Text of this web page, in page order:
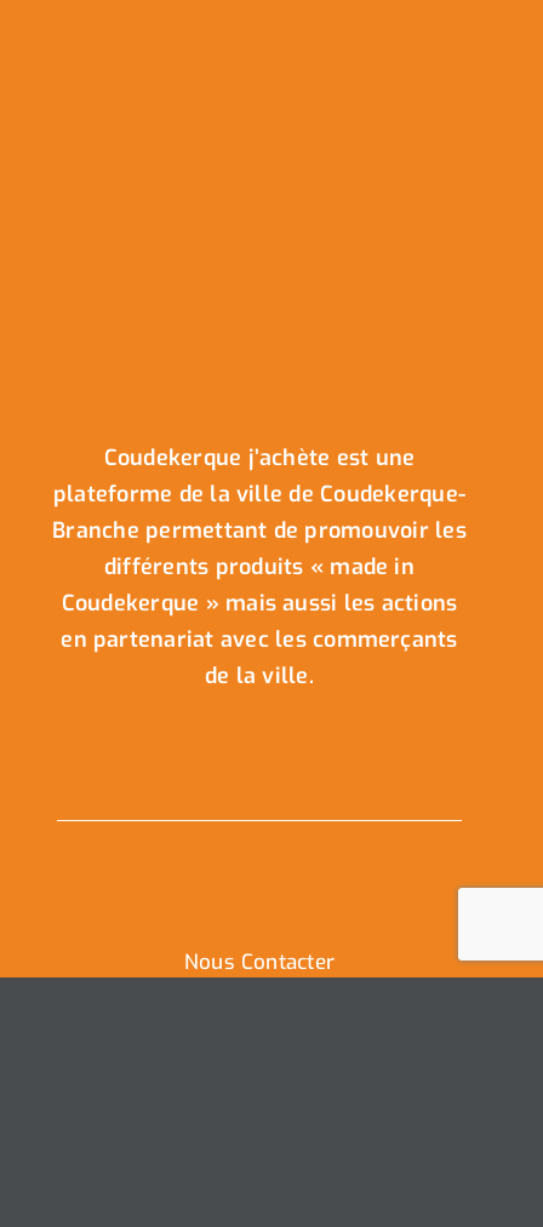
Coudekerque j’achète est une
plateforme de la ville de Coudekerque-
Branche permettant de promouvoir les
différents produits « made in
Coudekerque » mais aussi les actions
en partenariat avec les commerçants
de la ville.
Nous Contacter